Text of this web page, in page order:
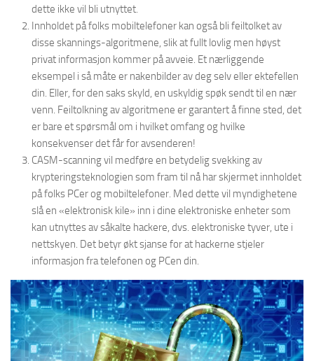
dette ikke vil bli utnyttet.
Innholdet på folks mobiltelefoner kan også bli feiltolket av
disse skannings-algoritmene, slik at fullt lovlig men høyst
privat informasjon kommer på avveie. Et nærliggende
eksempel i så måte er nakenbilder av deg selv eller ektefellen
din. Eller, for den saks skyld, en uskyldig spøk sendt til en nær
venn. Feiltolkning av algoritmene er garantert å finne sted, det
er bare et spørsmål om i hvilket omfang og hvilke
konsekvenser det får for avsenderen!
CASM-scanning vil medføre en betydelig svekking av
krypteringsteknologien som fram til nå har skjermet innholdet
på folks PCer og mobiltelefoner. Med dette vil myndighetene
slå en «elektronisk kile» inn i dine elektroniske enheter som
kan utnyttes av såkalte hackere, dvs. elektroniske tyver, ute i
nettskyen. Det betyr økt sjanse for at hackerne stjeler
informasjon fra telefonen og PCen din.